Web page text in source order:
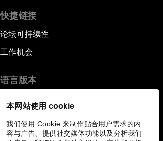
本网站使用 cookie
我们使用 Cookie 来制作贴合用户需求的内
容与广告、提供社交媒体功能以及分析我们
快捷链接
论坛可持续性
工作机会
语言版本